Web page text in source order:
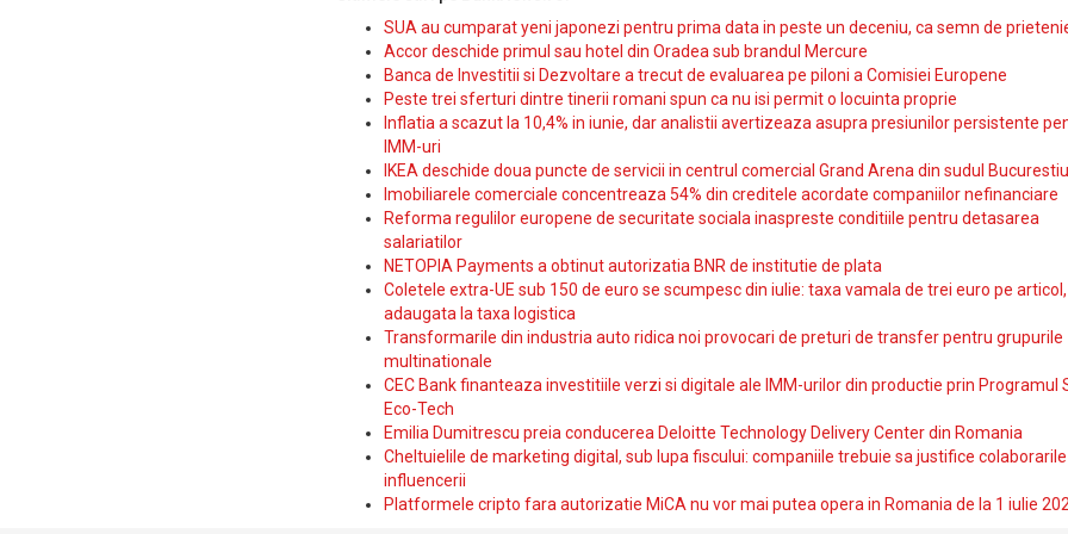
SUA au cumparat yeni japonezi pentru prima data in peste un deceniu, ca semn de
Accor deschide primul sau hotel din Oradea sub brandul Mercure
Banca de Investitii si Dezvoltare a trecut de evaluarea pe piloni a Comisiei Europene
Peste trei sferturi dintre tinerii romani spun ca nu isi permit o locuinta proprie
Inflatia a scazut la 10,4% in iunie, dar analistii avertizeaza asupra presiunilor persistente
IMM-uri
IKEA deschide doua puncte de servicii in centrul comercial Grand Arena din sudul
Imobiliarele comerciale concentreaza 54% din creditele acordate companiilor nefinanciare
Reforma regulilor europene de securitate sociala inaspreste conditiile pentru detasarea
salariatilor
NETOPIA Payments a obtinut autorizatia BNR de institutie de plata
Coletele extra-UE sub 150 de euro se scumpesc din iulie: taxa vamala de trei euro pe articol,
adaugata la taxa logistica
Transformarile din industria auto ridica noi provocari de preturi de transfer pentru grupurile
multinationale
CEC Bank finanteaza investitiile verzi si digitale ale IMM-urilor din productie prin Programul
Eco-Tech
Emilia Dumitrescu preia conducerea Deloitte Technology Delivery Center din Romania
Cheltuielile de marketing digital, sub lupa fiscului: companiile trebuie sa justifice colaborarile
influencerii
Platformele cripto fara autorizatie MiCA nu vor mai putea opera in Romania de la 1 iulie